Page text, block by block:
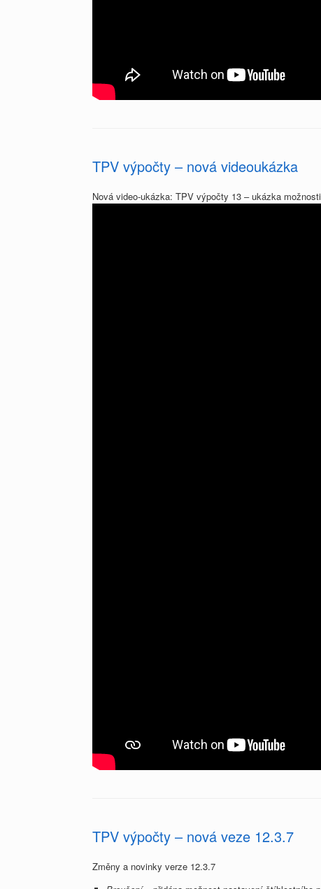
TPV výpočty – nová videoukázka
Nová video-ukázka: TPV výpočty 13 – ukázka
TPV výpočty – nová veze 12.3.7
Změny a novinky verze 12.3.7